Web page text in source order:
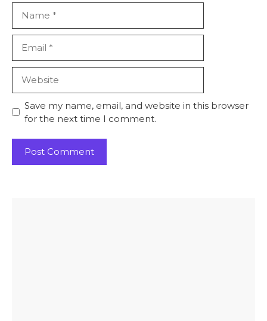
Save my name, email, and website in this browser
for the next time I comment.